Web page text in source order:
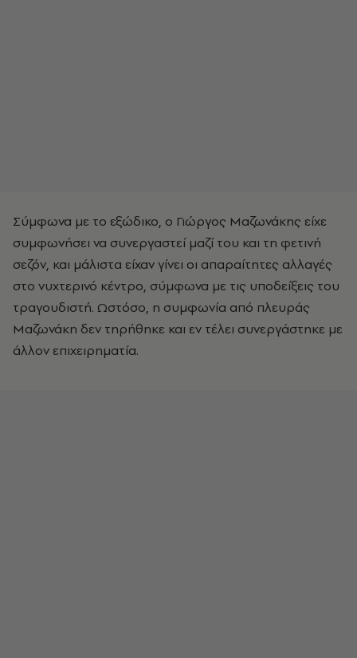
Σύμφωνα με το εξώδικο, ο Γιώργος Μαζωνάκης είχε
συμφωνήσει να συνεργαστεί μαζί του και τη φετινή
σεζόν, και μάλιστα είχαν γίνει οι απαραίτητες αλλαγές
στο νυχτερινό κέντρο, σύμφωνα με τις υποδείξεις του
τραγουδιστή. Ωστόσο, η συμφωνία από πλευράς
Μαζωνάκη δεν τηρήθηκε και εν τέλει συνεργάστηκε με
άλλον επιχειρηματία.